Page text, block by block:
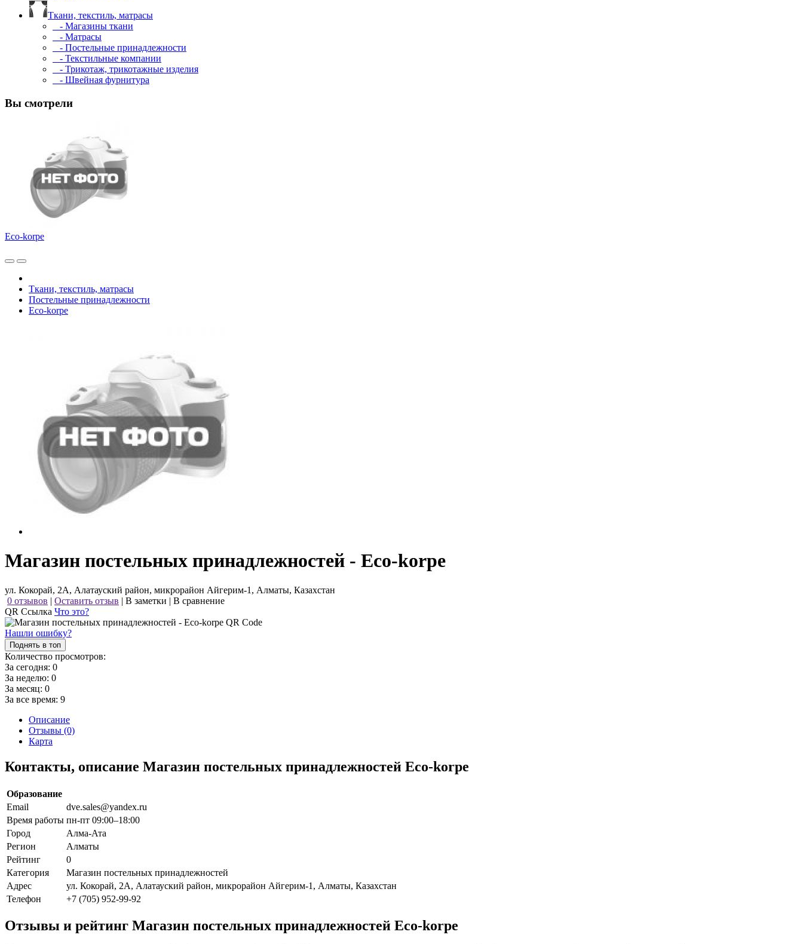
Ткани, текстиль, матрасы
- Магазины ткани
- Матрасы
- Постельные принадлежности
- Текстильные компании
- Трикотаж, трикотажные изделия
- Швейная фурнитура
Вы смотрели
Eco-korpe
Ткани, текстиль, матрасы
Постельные принадлежности
Eco-korpe
Магазин постельных принадлежностей - Eco-korpe
ул. Кокорай, 2А, Алатауский район, микрорайон Айгерим-1, Алматы, Казахстан
0 отзывов | Оставить отзыв | В заметки | В сравнение
QR Ссылка Что это?
Нашли ошибку?
Поднять в топ
Количество просмотров:
За сегодня: 0
За неделю: 0
За месяц: 0
За все время: 9
Описание
Отзывы (0)
Карта
Контакты, описание Магазин постельных принадлежностей Eco-korpe
Образование
Email
dve.sales@yandex.ru
Время работы пн-пт 09:00–18:00
Город
Алма-Ата
Регион
Алматы
Рейтинг
0
Категория
Магазин постельных принадлежностей
Адрес
ул. Кокорай, 2А, Алатауский район, микрорайон Айгерим-1, Алматы, Казахстан
Телефон
+7 (705) 952-99-92
Отзывы и рейтинг Магазин постельных принадлежностей Eco-korpe